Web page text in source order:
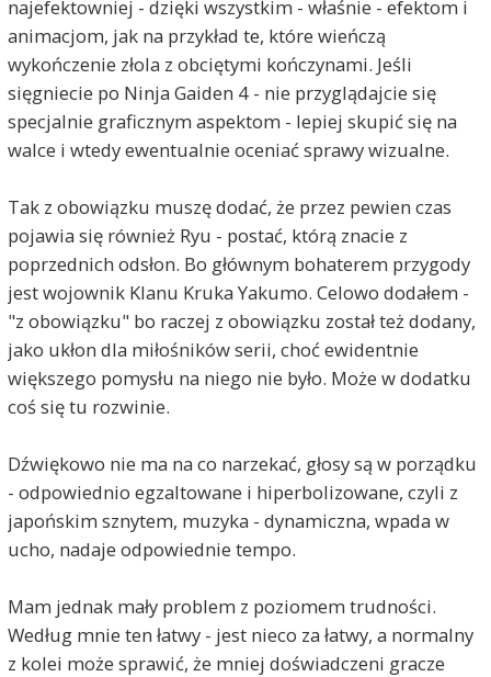
najefektowniej - dzięki wszystkim - właśnie - efektom i
animacjom, jak na przykład te, które wieńczą
wykończenie złola z obciętymi kończynami. Jeśli
sięgniecie po Ninja Gaiden 4 - nie przyglądajcie się
specjalnie graficznym aspektom - lepiej skupić się na
walce i wtedy ewentualnie oceniać sprawy wizualne.
Tak z obowiązku muszę dodać, że przez pewien czas
pojawia się również Ryu - postać, którą znacie z
poprzednich odsłon. Bo głównym bohaterem przygody
jest wojownik Klanu Kruka Yakumo. Celowo dodałem -
"z obowiązku" bo raczej z obowiązku został też dodany,
jako ukłon dla miłośników serii, choć ewidentnie
większego pomysłu na niego nie było. Może w dodatku
coś się tu rozwinie.
Dźwiękowo nie ma na co narzekać, głosy są w porządku
- odpowiednio egzaltowane i hiperbolizowane, czyli z
japońskim sznytem, muzyka - dynamiczna, wpada w
ucho, nadaje odpowiednie tempo.
Mam jednak mały problem z poziomem trudności.
Według mnie ten łatwy - jest nieco za łatwy, a normalny
z kolei może sprawić, że mniej doświadczeni gracze